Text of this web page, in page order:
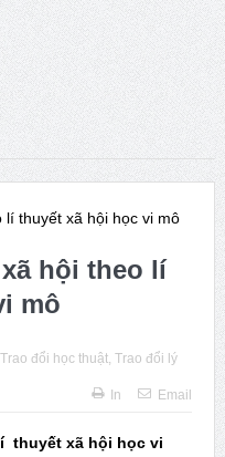
– Request for Proposals
of Sociology in 2031
nhân kỷ niệm 100 năm
kỷ nguyên mới của
ISA
Thủ tướng đề xuất giải
hội theo lí
mô
Trao đổi học thuật, Trao đổi lý
In
Email
thuyết xã hội học vi